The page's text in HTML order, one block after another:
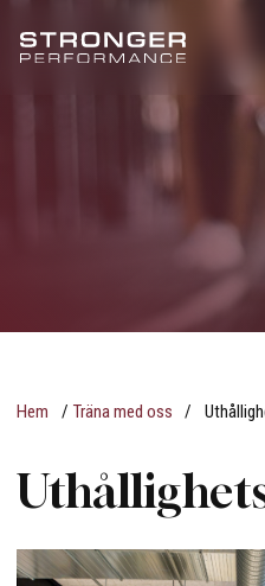
Hem / Träna med oss /